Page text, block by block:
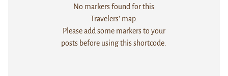
No markers found for this
Travelers' map.
Please add some markers to your
posts before using this shortcode.